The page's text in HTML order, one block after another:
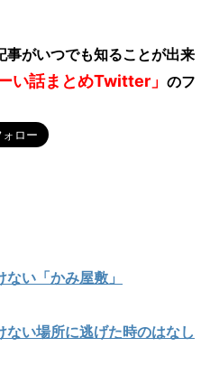
事がいつでも知ることが出来
い話まとめTwitter」 のフ
ない「かみ屋敷」
ない場所に逃げた時のはなし